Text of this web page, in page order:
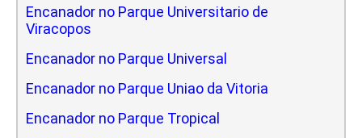
Encanador no Parque Universitario de
Viracopos
Encanador no Parque Universal
Encanador no Parque Uniao da Vitoria
Encanador no Parque Tropical